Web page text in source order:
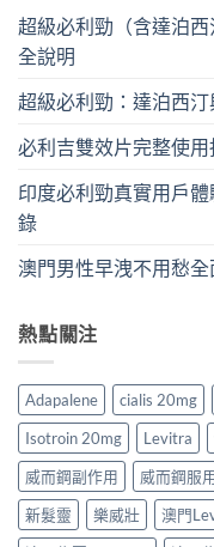
超級必利勁（含達泊
全說明
超級必利勁：達泊西
必利吉雙效片完整使
印度必利勁真實用戶
錄
澳門男性早洩不用愁
熱點關注
Adapalene cialis 20mg
Isotroin 20mg
Levitra
威而鋼副作用
威而鋼服
新髮靈
樂威壯 澳門